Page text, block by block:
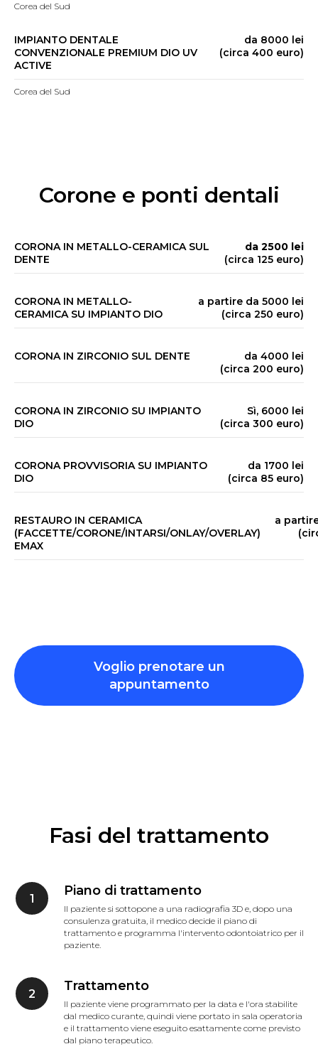
Corea del Sud
IMPIANTO DENTALE
CONVENZIONALE PREMIUM DIO UV
ACTIVE
da 8000 lei
(circa 400 euro)
Corea del Sud
Corone e ponti dentali
CORONA IN METALLO-CERAMICA SUL
DENTE
da 2500 lei
(circa 125 euro)
CORONA IN METALLO-
CERAMICA SU IMPIANTO DIO
a partire da 5000 lei
(circa 250 euro)
CORONA IN ZIRCONIO SUL DENTE
da 4000 lei
(circa 200 euro)
CORONA IN ZIRCONIO SU IMPIANTO
DIO
Sì, 6000 lei
(circa 300 euro)
CORONA PROVVISORIA SU IMPIANTO
DIO
da 1700 lei
(circa 85 euro)
RESTAURO IN CERAMICA
(FACCETTE/CORONE/INTARSI/ONLAY/OVERLAY)
EMAX
a
Voglio prenotare un
appuntamento
Fasi del trattamento
Piano di trattamento
Il paziente si sottopone a una radiografia 3D e, dopo una
consulenza gratuita, il medico decide il piano di
trattamento e programma l'intervento odontoiatrico per il
paziente.
Trattamento
Il paziente viene programmato per la data e l'ora stabilite
dal medico curante, quindi viene portato in sala operatoria
e il trattamento viene eseguito esattamente come previsto
dal piano terapeutico.